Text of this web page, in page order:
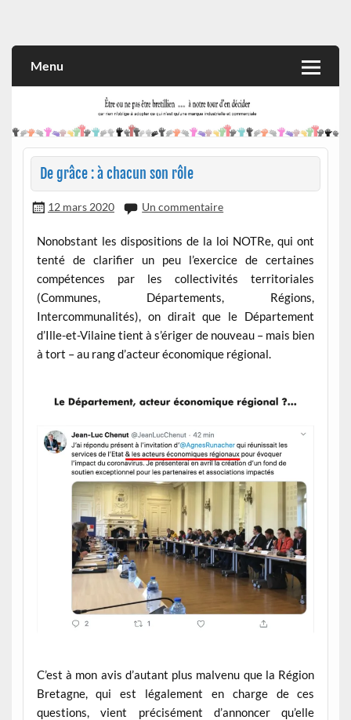
et commerciale
Menu
De grâce : à chacun son rôle
12 mars 2020 Un commentaire
Nonobstant les dispositions de la loi NOTRe, qui ont
tenté de clarifier un peu l’exercice de certaines
compétences par les collectivités territoriales
(Communes, Départements, Régions,
Intercommunalités), on dirait que le Département
d’Ille-et-Vilaine tient à s’ériger de nouveau – mais bien
à tort – au rang d’acteur économique régional.
C’est à mon avis d’autant plus malvenu que la Région
Bretagne, qui est légalement en charge de ces
questions, vient précisément d’annoncer qu’elle